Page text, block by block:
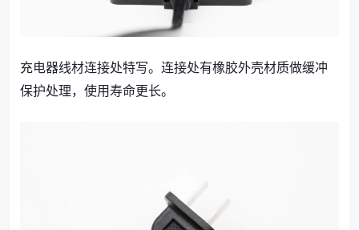
充电器线材连接处特写。连接处有橡胶外壳材质做缓冲
保护处理，使用寿命更长。